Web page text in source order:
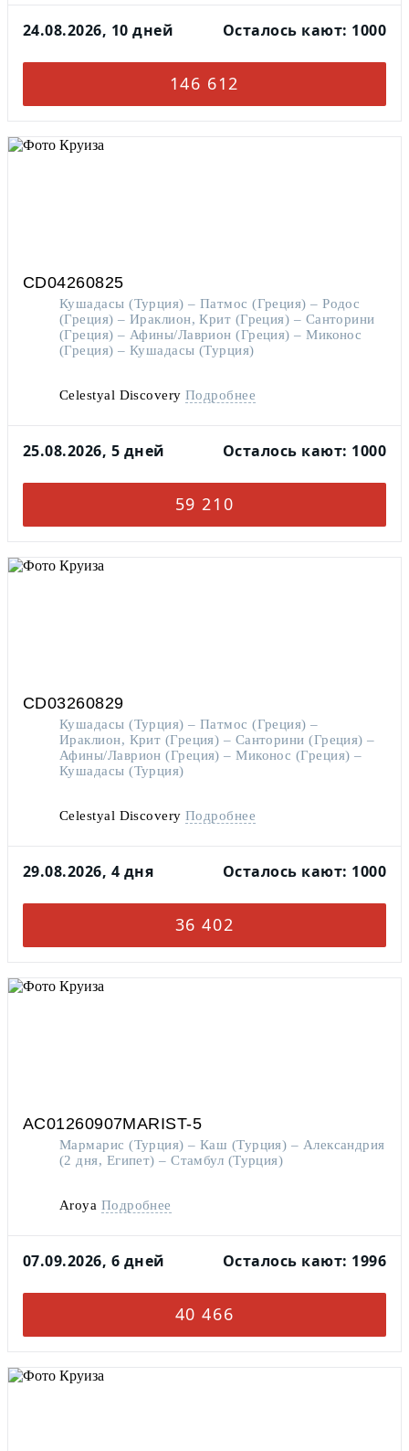
24.08.2026, 10 дней Осталось кают: 1000
146 612
CD04260825
Кушадасы (Турция) – Патмос (Греция) – Родос
(Греция) – Ираклион, Крит (Греция) – Санторини
(Греция) – Афины/Лаврион (Греция) – Миконос
(Греция) – Кушадасы (Турция)
Celestyal Discovery Подробнее
25.08.2026, 5 дней Осталось кают: 1000
59 210
CD03260829
Кушадасы (Турция) – Патмос (Греция) –
Ираклион, Крит (Греция) – Санторини (Греция) –
Афины/Лаврион (Греция) – Миконос (Греция) –
Кушадасы (Турция)
Celestyal Discovery Подробнее
29.08.2026, 4 дня Осталось кают: 1000
36 402
AC01260907MARIST-5
Мармарис (Турция) – Каш (Турция) – Александрия
(2 дня, Египет) – Стамбул (Турция)
Aroya Подробнее
07.09.2026, 6 дней Осталось кают: 1996
40 466